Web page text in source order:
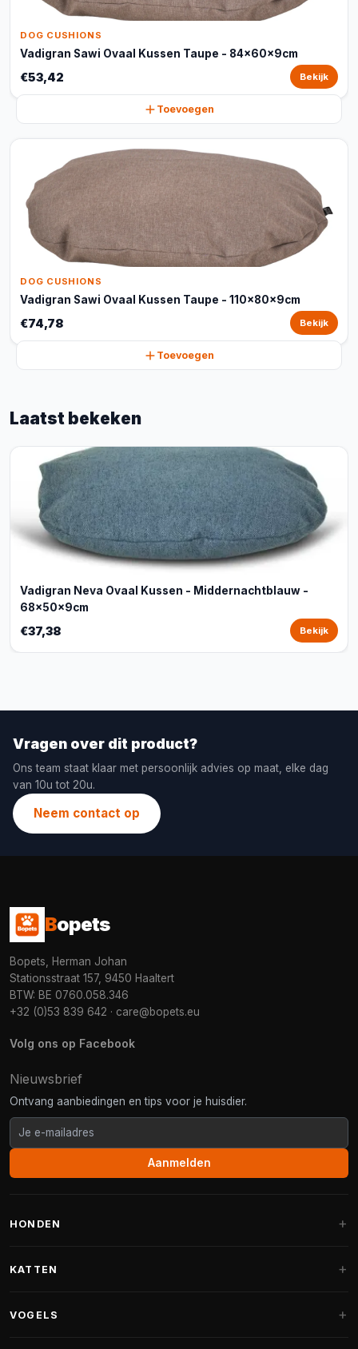
DOG CUSHIONS
Vadigran Sawi Ovaal Kussen Taupe - 84x60x9cm
€53,42 Bekijk
Toevoegen
DOG CUSHIONS
Vadigran Sawi Ovaal Kussen Taupe - 110x80x9cm
€74,78 Bekijk
Toevoegen
Laatst bekeken
Vadigran Neva Ovaal Kussen - Middernachtblauw -
68x50x9cm
€37,38 Bekijk
Vragen over dit product?
Ons team staat klaar met persoonlijk advies op maat, elke dag
van 10u tot 20u.
Neem contact op
Bopets
Bopets, Herman Johan
Stationsstraat 157, 9450 Haaltert
BTW: BE 0760.058.346
+32 (0)53 839 642 · care@bopets.eu
Volg ons op Facebook
Nieuwsbrief
Ontvang aanbiedingen en tips voor je huisdier.
Aanmelden
HONDEN
Fantail hondenmanden
KATTEN
VOGELS